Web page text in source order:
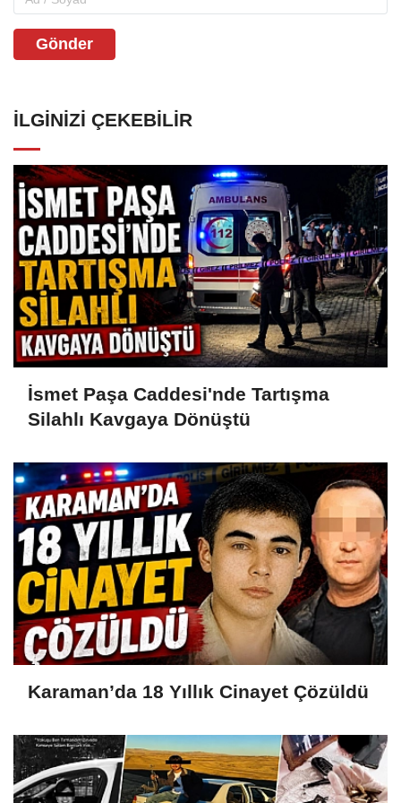
Gönder
İLGINIZI ÇEKEBILIR
İsmet Paşa Caddesi'nde Tartışma
Silahlı Kavgaya Dönüştü
Karaman’da 18 Yıllık Cinayet Çözüldü